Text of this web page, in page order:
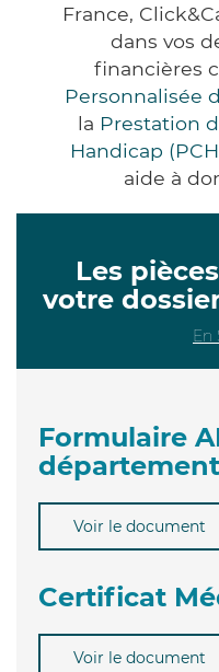
France,
dans vos
financières
Personnalisée
la Prestation
Handicap
aide à
Les
votre
En
Formulaire
Voir le document
Certificat
Voir le document